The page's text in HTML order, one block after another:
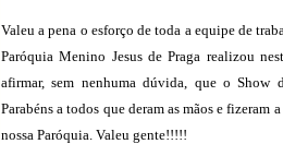
Valeu a pena o esforço de toda a equipe de
Paróquia Menino Jesus de Praga realizou
afirmar, sem nenhuma dúvida, que o Show
Parabéns a todos que deram as mãos e
nossa Paróquia. Valeu gente!!!!!